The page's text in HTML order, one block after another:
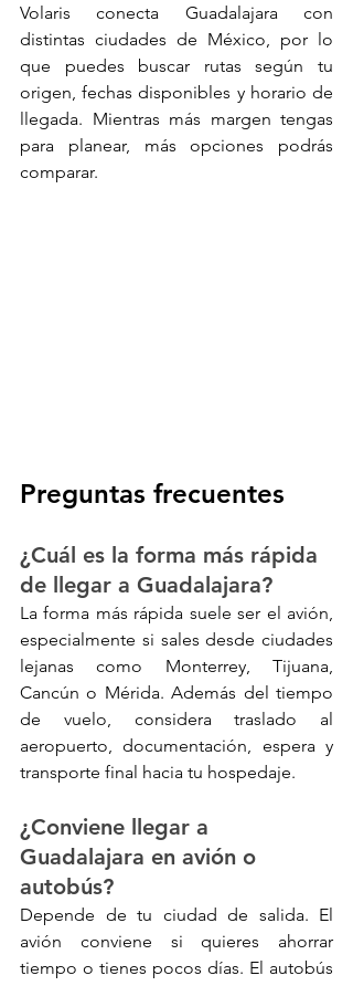
Volaris conecta Guadalajara con
distintas ciudades de México, por lo
que puedes buscar rutas según tu
origen, fechas disponibles y horario de
llegada. Mientras más margen tengas
para planear, más opciones podrás
comparar.
Preguntas frecuentes
¿Cuál es la forma más rápida
de llegar a Guadalajara?
La forma más rápida suele ser el avión,
especialmente si sales desde ciudades
lejanas como Monterrey, Tijuana,
Cancún o Mérida. Además del tiempo
de vuelo, considera traslado al
aeropuerto, documentación, espera y
transporte final hacia tu hospedaje.
¿Conviene llegar a
Guadalajara en avión o
autobús?
Depende de tu ciudad de salida. El
avión conviene si quieres ahorrar
tiempo o tienes pocos días. El autobús